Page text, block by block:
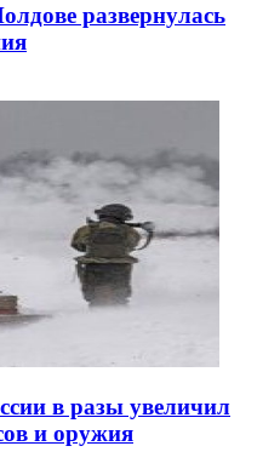
развернулась
в разы увеличил
и оружия